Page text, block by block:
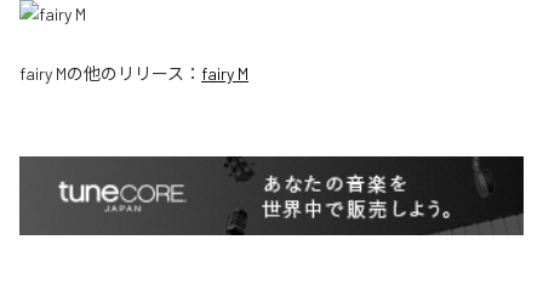
fairy Mの他のリリース： fairy M